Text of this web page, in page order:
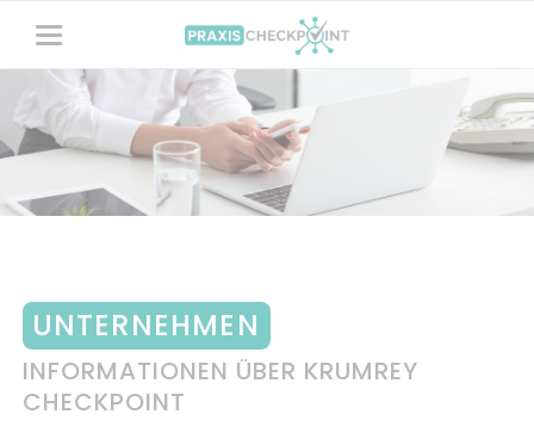
UNTERNEHMEN
INFORMATIONEN ÜBER KRUMREY
CHECKPOINT